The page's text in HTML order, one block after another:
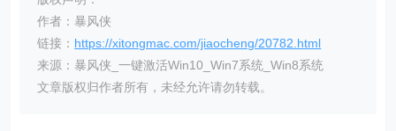
作者：暴风侠
链接： https://xitongmac.com/jiaocheng/20782.html
来源：暴风侠_一键激活Win10_Win7系统_Win8系统
文章版权归作者所有，未经允许请勿转载。